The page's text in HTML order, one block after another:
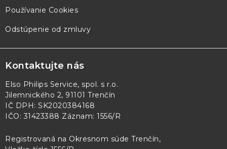
Používanie Cookies
Odstúpenie od zmluvy
Kontaktujte nás
Elso Philips Service, spol. s r.o.
Jilemnického 2, 91101 Trenčín
IČ DPH: SK2020384168
IČO: 31423388 Záznam: 1556/R
Registrovaná na Okresnom súde Trenčín,